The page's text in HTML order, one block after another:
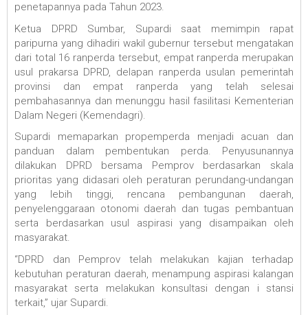
penetapannya pada Tahun 2023.
Ketua DPRD Sumbar, Supardi saat memimpin rapat
paripurna yang dihadiri wakil gubernur tersebut mengatakan
dari total 16 ranperda tersebut, empat ranperda merupakan
usul prakarsa DPRD, delapan ranperda usulan pemerintah
provinsi dan empat ranperda yang telah selesai
pembahasannya dan menunggu hasil fasilitasi Kementerian
Dalam Negeri (Kemendagri).
Supardi memaparkan propemperda menjadi acuan dan
panduan dalam pembentukan perda. Penyusunannya
dilakukan DPRD bersama Pemprov berdasarkan skala
prioritas yang didasari oleh peraturan perundang-undangan
yang lebih tinggi, rencana pembangunan daerah,
penyelenggaraan otonomi daerah dan tugas pembantuan
serta berdasarkan usul aspirasi yang disampaikan oleh
masyarakat.
“DPRD dan Pemprov telah melakukan kajian terhadap
kebutuhan peraturan daerah, menampung aspirasi kalangan
masyarakat serta melakukan konsultasi dengan i stansi
terkait,” ujar Supardi.